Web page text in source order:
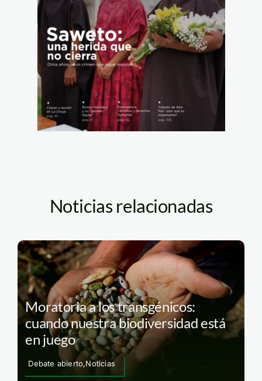
Noticias relacionadas
Moratoria a los transgénicos:
cuando nuestra biodiversidad está
en juego
Debate abierto,Noticias